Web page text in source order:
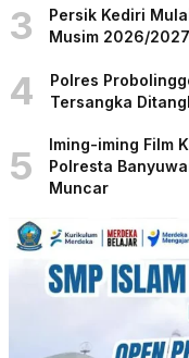
3
Persik Kediri
Musim 2026/2027
4
Polres
Tersangka
5
Iming-iming Film
Polresta
Muncar